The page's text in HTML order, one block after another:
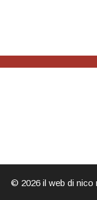
© 2026 il web di nico